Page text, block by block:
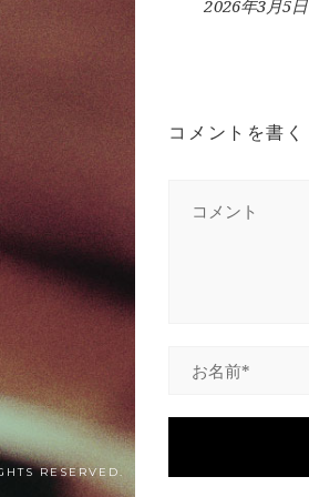
RESERVED.
2026年3月5日
コメントを書く